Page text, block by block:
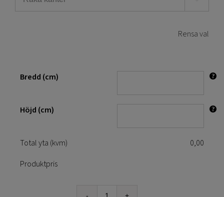
Rensa val
Bredd (cm)
Höjd (cm)
Total yta (kvm)
0,00
Produktpris